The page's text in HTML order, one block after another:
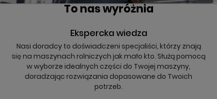
To nas wyróżnia
Ekspercka wiedza
Nasi doradcy to doświadczeni specjaliści, którzy znają
się na maszynach rolniczych jak mało kto. Służą pomocą
w wyborze idealnych części do Twojej maszyny,
doradzając rozwiązania dopasowane do Twoich
potrzeb.